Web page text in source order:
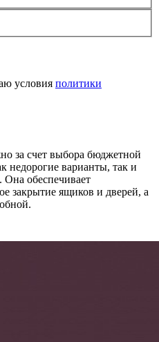
условия политики
за счет выбора бюджетной
недорогие варианты, так и
обеспечивает
закрытие ящиков и дверей, а